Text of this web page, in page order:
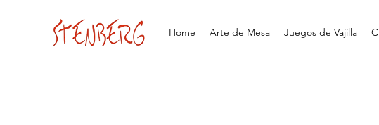
Home Arte de Mesa Juegos de Vajilla